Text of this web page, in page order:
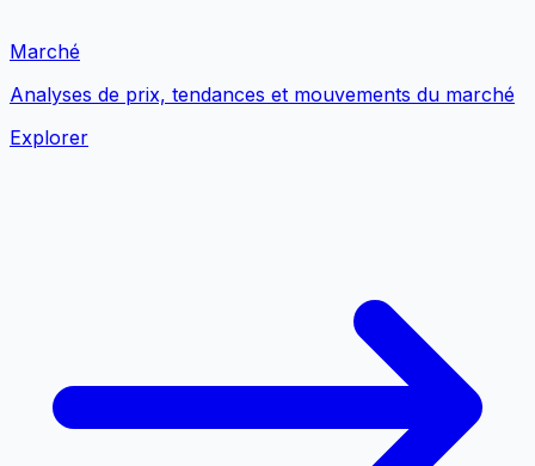
Marché
Analyses de prix, tendances et mouvements du marché
Explorer